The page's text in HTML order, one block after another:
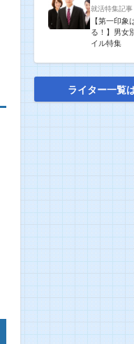
就活特集記事
【第一印象
る！】男女
イル特集
ライター一覧